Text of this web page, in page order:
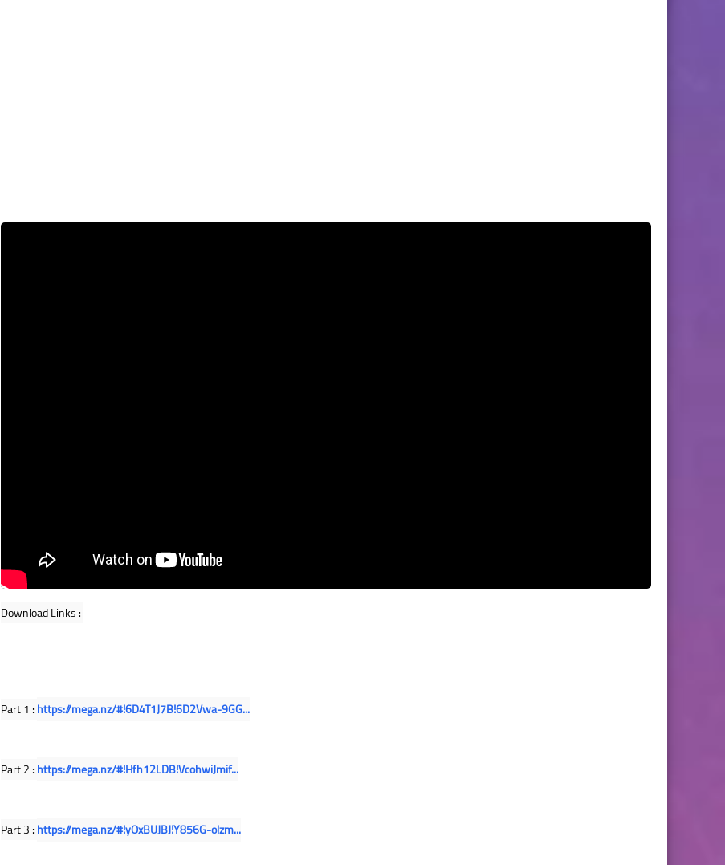
Download Links :
Part 1 : https://mega.nz/#!6D4T1J7B!6D2Vwa-9GG...
Part 2 : https://mega.nz/#!Hfh12LDB!VcohwiJmif...
Part 3 : https://mega.nz/#!yOxBUJBJ!Y856G-olzm...